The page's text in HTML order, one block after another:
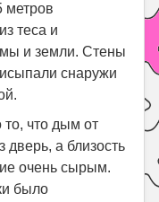
метров
теса и
и земли. Стены
снаружи
то, что дым от
дверь, а близость
очень сырым.
было